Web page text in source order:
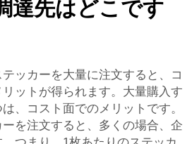
達先はどこです
ッカーを大量に注文すると、コ
ットが得られます。大量購入す
、コスト面でのメリットです。
を注文すると、多くの場合、企